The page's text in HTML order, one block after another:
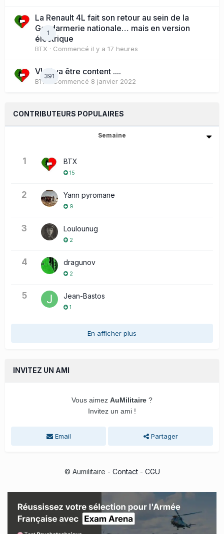
1
La Renault 4L fait son retour au sein de la
Gendarmerie nationale… mais en version
électrique
BTX · Commencé il y a 17 heures
391
Vlad va être content ....
BTX · Commencé 8 janvier 2022
CONTRIBUTEURS POPULAIRES
Semaine
1 BTX
15
2 Yann pyromane
9
3 Loulounug
2
4 dragunov
2
5 Jean-Bastos
1
En afficher plus
INVITEZ UN AMI
Vous aimez AuMilitaire ?
Invitez un ami !
Email Partager
© Aumilitaire - Contact- CGU